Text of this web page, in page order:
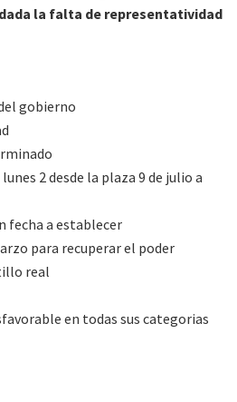
la falta de representatividad
gobierno
2 desde la plaza 9 de julio a
fecha a establecer
para recuperar el poder
real
en todas sus categorias